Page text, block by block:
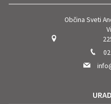
Občina Sveti